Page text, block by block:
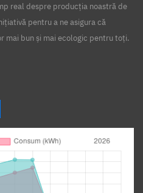
real despre producția noastră de
pentru a ne asigura că
mai bun și mai ecologic pentru toți.